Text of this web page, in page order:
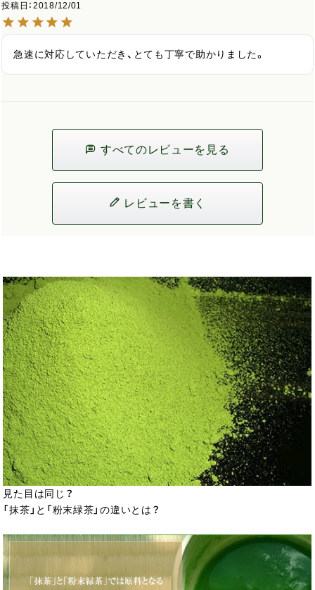
投稿日
2018/12/01
急速に対応していただき、とても丁寧で助かりました。
すべてのレビューを見る
レビューを書く
見た目は同じ？
「抹茶」と「粉末緑茶」の違いとは？